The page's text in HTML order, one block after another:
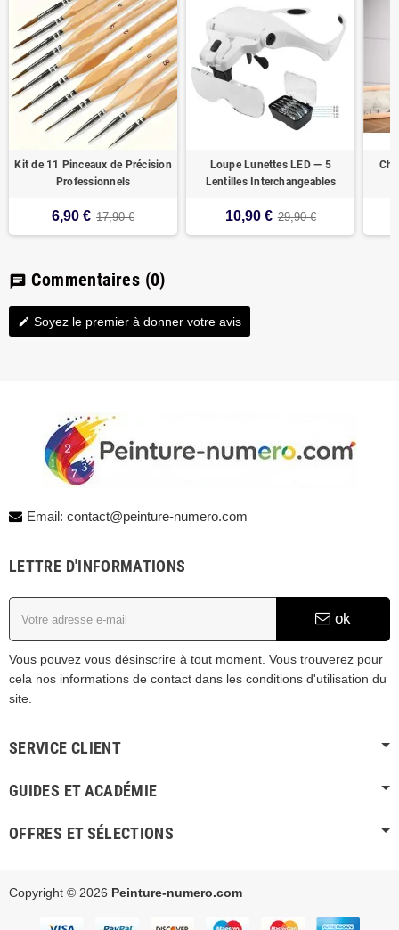
Kit de 11 Pinceaux de Précision
Professionnels
6,90 € 17,90 €
Loupe Lunettes LED — 5
Lentilles Interchangeables
10,90 € 29,90 €
chat Commentaires (0)
edit Soyez le premier à donner votre avis
Email: contact@peinture-numero.com
LETTRE D'INFORMATIONS
ok
Vous pouvez vous désinscrire à tout moment. Vous trouverez pour
cela nos informations de contact dans les conditions d'utilisation du
site.
SERVICE CLIENT
GUIDES ET ACADÉMIE
OFFRES ET SÉLECTIONS
Copyright © 2026 Peinture-numero.com